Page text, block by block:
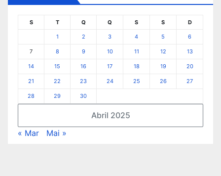
Abril 2025
S T Q Q S S D
1 2 3 4 5 6
7 8 9 10 11 12 13
14 15 16 17 18 19 20
21 22 23 24 25 26 27
28 29 30
« Mar Mai »